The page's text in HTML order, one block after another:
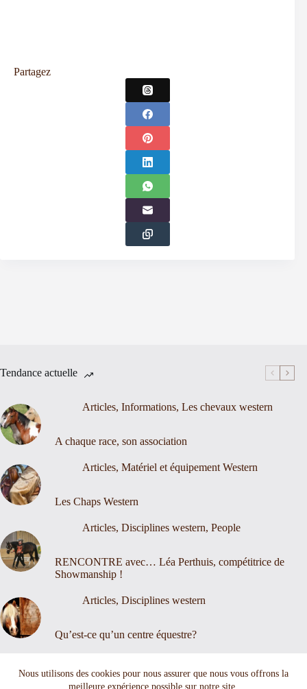
Nous utilisons des cookies pour nous assurer que nous vous offrons la
meilleure expérience possible sur notre site.
Partagez
Tendance actuelle
Articles, Informations, Les chevaux western
A chaque race, son association
Articles, Matériel et équipement Western
Les Chaps Western
Articles, Disciplines western, People
RENCONTRE avec… Léa Perthuis, compétitrice de
Showmanship !
Articles, Disciplines western
Qu’est-ce qu’un centre équestre?
Nous contacter Mentions légales